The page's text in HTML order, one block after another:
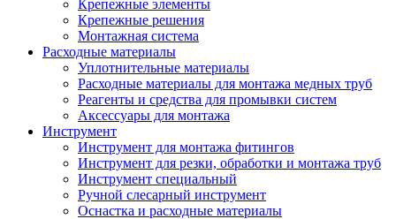
Крепежные элементы
Крепежные решения
Монтажная система
Расходные материалы
Уплотнительные материалы
Расходные материалы для монтажа медных труб
Реагенты и средства для промывки систем
Аксессуары для монтажа
Инструмент
Инструмент для монтажа фитингов
Инструмент для резки, обработки и монтажа труб
Инструмент специальный
Ручной слесарный инструмент
Оснастка и расходные материалы